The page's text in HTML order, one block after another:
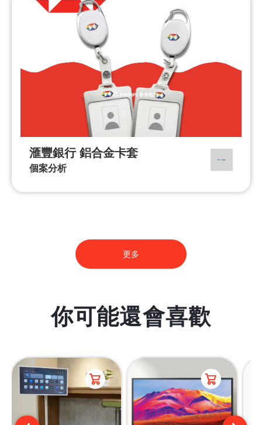
滙豐銀行 鋁合金卡套
個案分析
更多
你可能還會喜歡